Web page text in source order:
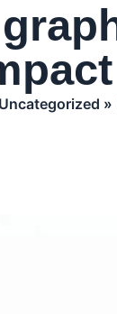
Uncategorized